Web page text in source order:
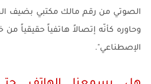
الصوتي من رقم مالك مكتبي بضيف
وحاوره كأنّه إتصالاً هاتفياً حقيقياً من
الإصطناعي".